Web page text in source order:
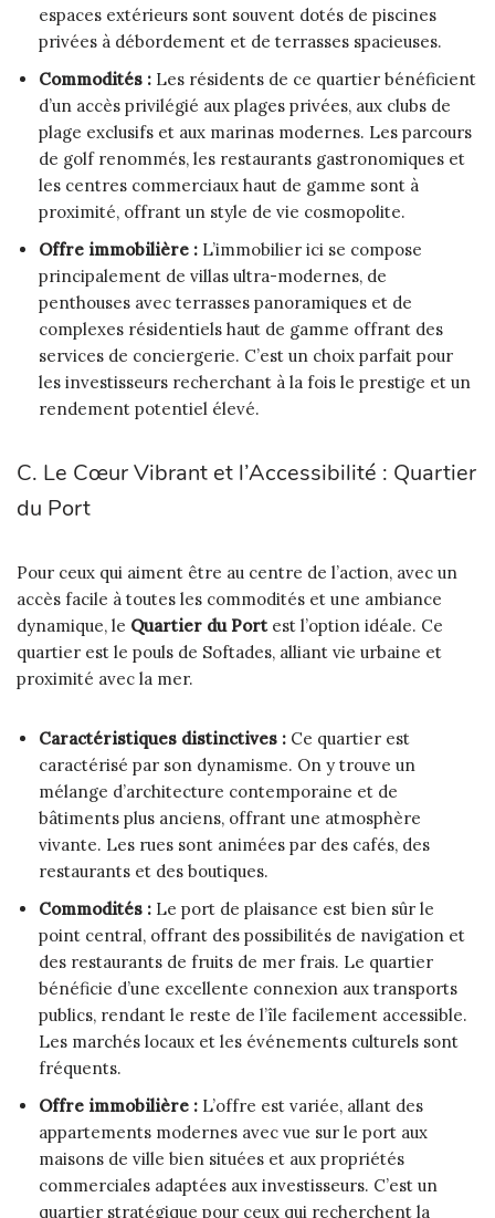
espaces extérieurs sont souvent dotés de piscines
privées à débordement et de terrasses spacieuses.
Commodités : Les résidents de ce quartier bénéficient
d’un accès privilégié aux plages privées, aux clubs de
plage exclusifs et aux marinas modernes. Les parcours
de golf renommés, les restaurants gastronomiques et
les centres commerciaux haut de gamme sont à
proximité, offrant un style de vie cosmopolite.
Offre immobilière : L’immobilier ici se compose
principalement de villas ultra-modernes, de
penthouses avec terrasses panoramiques et de
complexes résidentiels haut de gamme offrant des
services de conciergerie. C’est un choix parfait pour
les investisseurs recherchant à la fois le prestige et un
rendement potentiel élevé.
C. Le Cœur Vibrant et l’Accessibilité : Quartier
du Port
Pour ceux qui aiment être au centre de l’action, avec un
accès facile à toutes les commodités et une ambiance
dynamique, le Quartier du Portest l’option idéale. Ce
quartier est le pouls de Softades, alliant vie urbaine et
proximité avec la mer.
Caractéristiques distinctives : Ce quartier est
caractérisé par son dynamisme. On y trouve un
mélange d’architecture contemporaine et de
bâtiments plus anciens, offrant une atmosphère
vivante. Les rues sont animées par des cafés, des
restaurants et des boutiques.
Commodités : Le port de plaisance est bien sûr le
point central, offrant des possibilités de navigation et
des restaurants de fruits de mer frais. Le quartier
bénéficie d’une excellente connexion aux transports
publics, rendant le reste de l’île facilement accessible.
Les marchés locaux et les événements culturels sont
fréquents.
Offre immobilière : L’offre est variée, allant des
appartements modernes avec vue sur le port aux
maisons de ville bien situées et aux propriétés
commerciales adaptées aux investisseurs. C’est un
quartier stratégique pour ceux qui recherchent la